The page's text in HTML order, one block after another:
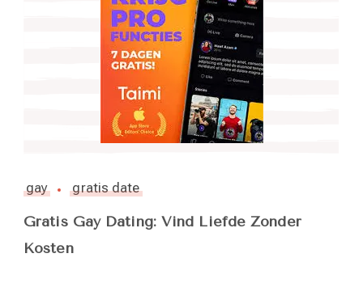
gay gratis date
Gratis Gay Dating: Vind Liefde Zonder
Kosten